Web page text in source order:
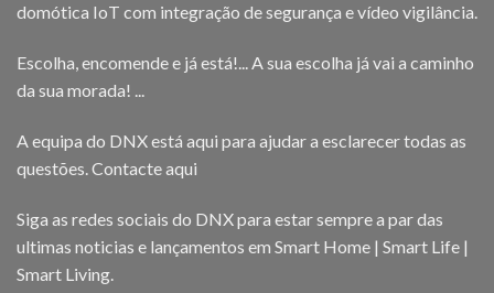
domótica IoT com integração de segurança e vídeo vigilância.
Escolha, encomende e já está!... A sua escolha já vai a caminho
da sua morada! ...
A equipa do DNX está aqui para ajudar a esclarecer todas as
questões.Contacte aqui
Siga as redes sociais do DNX para estar sempre a par das
ultimas noticias e lançamentos em Smart Home | Smart Life |
Smart Living.